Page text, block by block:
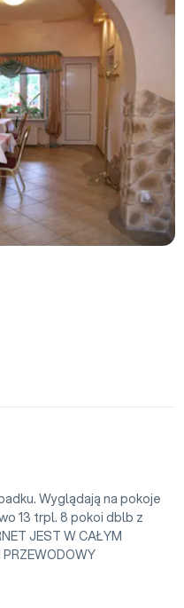
Wyglądają na pokoje
13 trpl. 8 pokoi dblb z
JEST W CAŁYM
PRZEWODOWY